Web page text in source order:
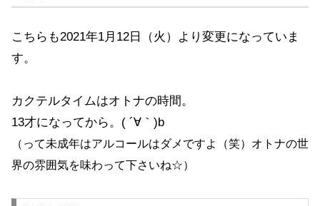
こちらも2021年1月12日（火）より変更になっていま
す。
カクテルタイムはオトナの時間。
13才になってから。( ´∀｀)b
（って未成年はアルコールはダメですよ（笑）オトナの世
界の雰囲気を味わって下さいね☆）